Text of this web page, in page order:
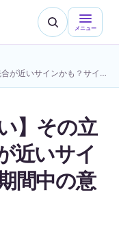
メニュー
【ツインレイとめまい】その立ちくらみ、魂の統合が近いサインかも？サイレント期間中の意味も解説
】その立
近いサイ
間中の意